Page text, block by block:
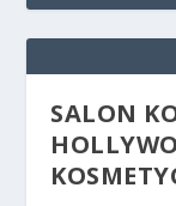
SALON